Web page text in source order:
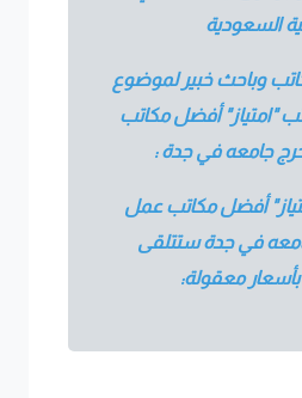
السعودية
وباحث خبير لموضوع
"امتياز" أفضل مكاتب
جامعه في جدة :
أفضل مكاتب عمل
في جدة ستتلقى
معقولة: